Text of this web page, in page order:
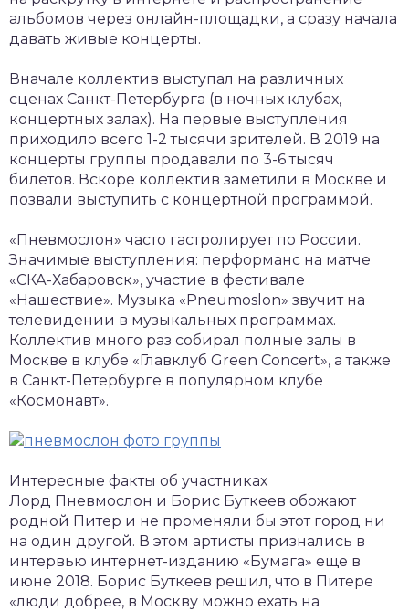
альбомов через онлайн-площадки, а сразу начала
давать живые концерты.
Вначале коллектив выступал на различных
сценах Санкт-Петербурга (в ночных клубах,
концертных залах). На первые выступления
приходило всего 1-2 тысячи зрителей. В 2019 на
концерты группы продавали по 3-6 тысяч
билетов. Вскоре коллектив заметили в Москве и
позвали выступить с концертной программой.
«Пневмослон» часто гастролирует по России.
Значимые выступления: перформанс на матче
«СКА-Хабаровск», участие в фестивале
«Нашествие». Музыка «Pneumoslon» звучит на
телевидении в музыкальных программах.
Коллектив много раз собирал полные залы в
Москве в клубе «Главклуб Green Concert», а также
в Санкт-Петербурге в популярном клубе
«Космонавт».
Интересные факты об участниках
Лорд Пневмослон и Борис Буткеев обожают
родной Питер и не променяли бы этот город ни
на один другой. В этом артисты признались в
интервью интернет-изданию «Бумага» еще в
июне 2018. Борис Буткеев решил, что в Питере
«люди добрее, в Москву можно ехать на